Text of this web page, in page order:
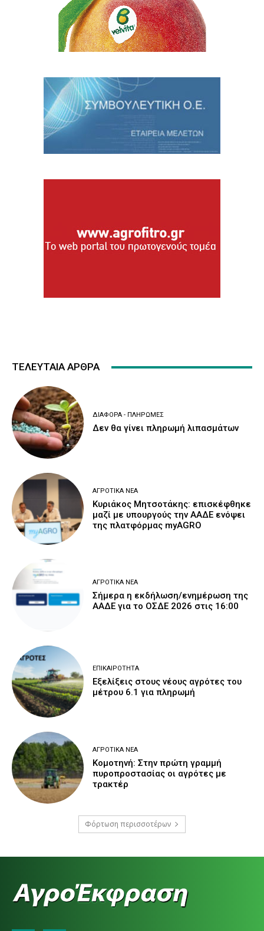
ΤΕΛΕΥΤΑΙΑ ΑΡΘΡΑ
ΔΙΆΦΟΡΑ - ΠΛΗΡΩΜΈΣ
Δεν θα γίνει πληρωμή λιπασμάτων
ΑΓΡΟΤΙΚΆ ΝΈΑ
Κυριάκος Μητσοτάκης: επισκέφθηκε
μαζί με υπουργούς την ΑΑΔΕ ενόψει
της πλατφόρμας myAGRO
ΑΓΡΟΤΙΚΆ ΝΈΑ
Σήμερα η εκδήλωση/ενημέρωση της
ΑΑΔΕ για το ΟΣΔΕ 2026 στις 16:00
ΕΠΙΚΑΙΡΌΤΗΤΑ
Εξελίξεις στους νέους αγρότες του
μέτρου 6.1 για πληρωμή
ΑΓΡΟΤΙΚΆ ΝΈΑ
Κομοτηνή: Στην πρώτη γραμμή
πυροπροστασίας οι αγρότες με
τρακτέρ
Φόρτωση περισσοτέρων